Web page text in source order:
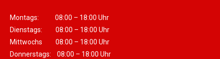
Montags: 08:00 – 18:00 Uhr
Dienstags: 08:00 – 18:00 Uhr
Mittwochs 08:00 – 18:00 Uhr
Donnerstags: 08:00 – 18:00 Uhr